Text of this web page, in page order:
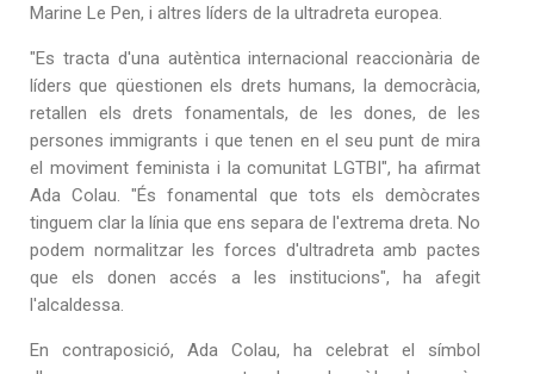
Marine Le Pen, i altres líders de la ultradreta europea.
"Es tracta d'una autèntica internacional reaccionària de
líders que qüestionen els drets humans, la democràcia,
retallen els drets fonamentals, de les dones, de les
persones immigrants i que tenen en el seu punt de mira
el moviment feminista i la comunitat LGTBI", ha afirmat
Ada Colau. "És fonamental que tots els demòcrates
tinguem clar la línia que ens separa de l'extrema dreta. No
podem normalitzar les forces d'ultradreta amb pactes
que els donen accés a les institucions", ha afegit
l'alcaldessa.
En contraposició, Ada Colau, ha celebrat el símbol